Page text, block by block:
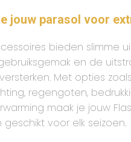
jouw parasol voor
bieden slimme
en de
Met opties zoals
regengoten,
maak je jouw
voor elk seizoen.